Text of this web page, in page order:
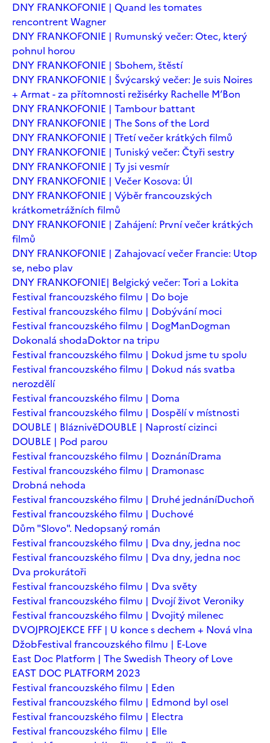
DNY FRANKOFONIE | Quand les tomates
rencontrent Wagner
DNY FRANKOFONIE | Rumunský večer: Otec, který
pohnul horou
DNY FRANKOFONIE | Sbohem, štěstí
DNY FRANKOFONIE | Švýcarský večer: Je suis Noires
+ Armat - za přítomnosti režisérky Rachelle M’Bon
DNY FRANKOFONIE | Tambour battant
DNY FRANKOFONIE | The Sons of the Lord
DNY FRANKOFONIE | Třetí večer krátkých filmů
DNY FRANKOFONIE | Tuniský večer: Čtyři sestry
DNY FRANKOFONIE | Ty jsi vesmír
DNY FRANKOFONIE | Večer Kosova: Úl
DNY FRANKOFONIE | Výběr francouzských
krátkometrážních filmů
DNY FRANKOFONIE | Zahájení: První večer krátkých
filmů
DNY FRANKOFONIE | Zahajovací večer Francie: Utop
se, nebo plav
DNY FRANKOFONIE| Belgický večer: Tori a Lokita
Festival francouzského filmu | Do boje
Festival francouzského filmu | Dobývání moci
Festival francouzského filmu | DogManDogman
Dokonalá shodaDoktor na tripu
Festival francouzského filmu | Dokud jsme tu spolu
Festival francouzského filmu | Dokud nás svatba
nerozdělí
Festival francouzského filmu | Doma
Festival francouzského filmu | Dospělí v místnosti
DOUBLE | BláznivěDOUBLE | Naprostí cizinci
DOUBLE | Pod parou
Festival francouzského filmu | DoznáníDrama
Festival francouzského filmu | Dramonasc
Drobná nehoda
Festival francouzského filmu | Druhé jednáníDuchoň
Festival francouzského filmu | Duchové
Dům "Slovo". Nedopsaný román
Festival francouzského filmu | Dva dny, jedna noc
Festival francouzského filmu | Dva dny, jedna noc
Dva prokurátoři
Festival francouzského filmu | Dva světy
Festival francouzského filmu | Dvojí život Veroniky
Festival francouzského filmu | Dvojitý milenec
DVOJPROJEKCE FFF | U konce s dechem + Nová vlna
DžobFestival francouzského filmu | E-Love
East Doc Platform | The Swedish Theory of Love
EAST DOC PLATFORM 2023
Festival francouzského filmu | Eden
Festival francouzského filmu | Edmond byl osel
Festival francouzského filmu | Electra
Festival francouzského filmu | Elle